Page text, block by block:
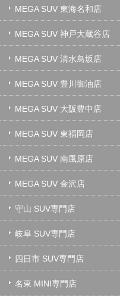
MEGA SUV 東海名和店
MEGA SUV 神戸大蔵谷店
MEGA SUV 清水鳥坂店
MEGA SUV 豊川御油店
MEGA SUV 大阪豊中店
MEGA SUV 東福岡店
MEGA SUV 南風原店
MEGA SUV 金沢店
守山 SUV専門店
岐阜 SUV専門店
四日市 SUV専門店
名東 MINI専門店